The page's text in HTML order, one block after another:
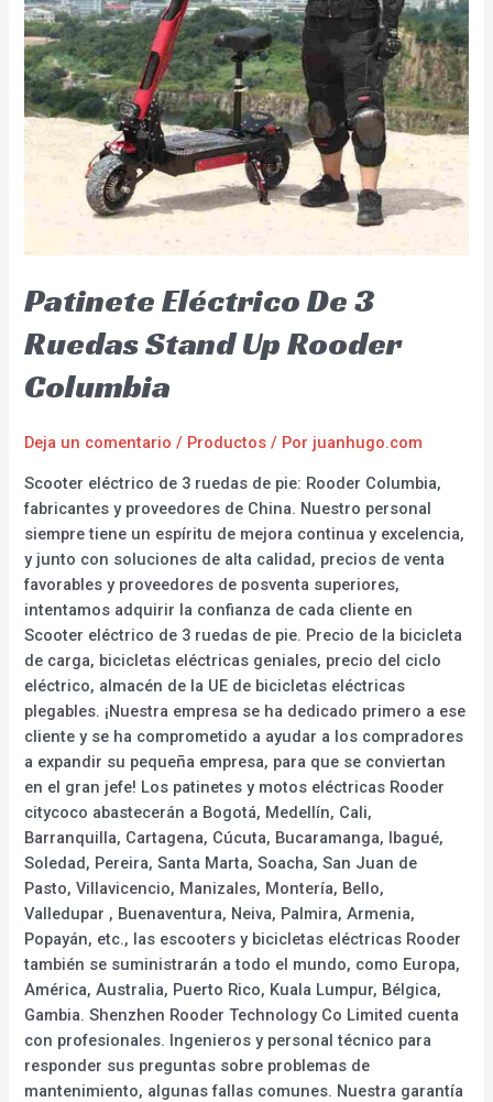
Patinete Eléctrico De 3
Ruedas Stand Up Rooder
Columbia
Deja un comentario / Productos / Por juanhugo.com
Scooter eléctrico de 3 ruedas de pie: Rooder Columbia,
fabricantes y proveedores de China. Nuestro personal
siempre tiene un espíritu de mejora continua y excelencia,
y junto con soluciones de alta calidad, precios de venta
favorables y proveedores de posventa superiores,
intentamos adquirir la confianza de cada cliente en
Scooter eléctrico de 3 ruedas de pie. Precio de la bicicleta
de carga, bicicletas eléctricas geniales, precio del ciclo
eléctrico, almacén de la UE de bicicletas eléctricas
plegables. ¡Nuestra empresa se ha dedicado primero a ese
cliente y se ha comprometido a ayudar a los compradores
a expandir su pequeña empresa, para que se conviertan
en el gran jefe! Los patinetes y motos eléctricas Rooder
citycoco abastecerán a Bogotá, Medellín, Cali,
Barranquilla, Cartagena, Cúcuta, Bucaramanga, Ibagué,
Soledad, Pereira, Santa Marta, Soacha, San Juan de
Pasto, Villavicencio, Manizales, Montería, Bello,
Valledupar , Buenaventura, Neiva, Palmira, Armenia,
Popayán, etc., las escooters y bicicletas eléctricas Rooder
también se suministrarán a todo el mundo, como Europa,
América, Australia, Puerto Rico, Kuala Lumpur, Bélgica,
Gambia. Shenzhen Rooder Technology Co Limited cuenta
con profesionales. Ingenieros y personal técnico para
responder sus preguntas sobre problemas de
mantenimiento, algunas fallas comunes. Nuestra garantía